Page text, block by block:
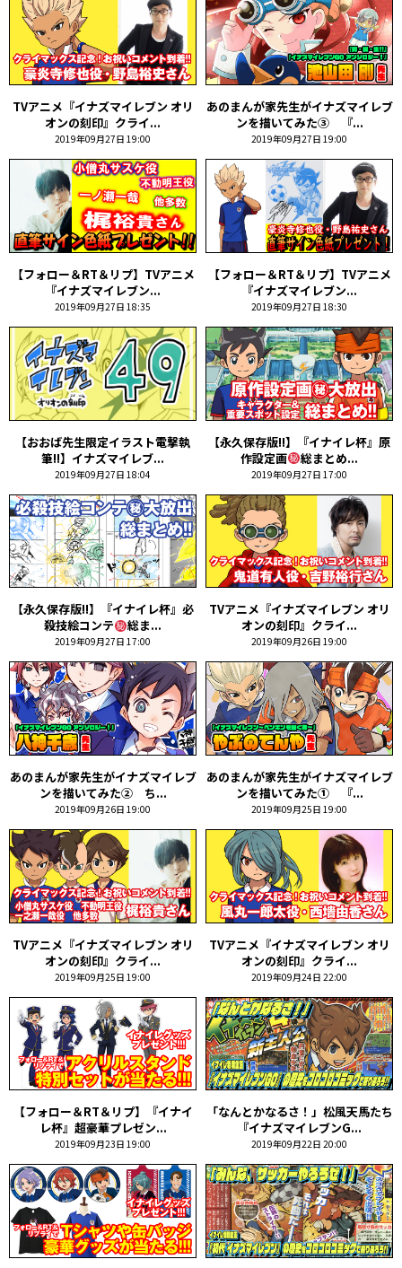
TVアニメ『イナズマイレブン オリ
オンの刻印』クライ...
2019年09月27日 19:00
あのまんが家先生がイナズマイレブ
ンを描いてみた③ 『...
2019年09月27日 19:00
【フォロー＆RT＆リプ】TVアニメ
『イナズマイレブン...
2019年09月27日 18:35
【フォロー＆RT＆リプ】TVアニメ
『イナズマイレブン...
2019年09月27日 18:30
【おおば先生限定イラスト電撃執
筆!!】イナズマイレブ...
2019年09月27日 18:04
【永久保存版!!】『イナイレ杯』原
作設定画
総まとめ...
2019年09月27日 17:00
【永久保存版!!】『イナイレ杯』必
殺技絵コンテ
総ま...
2019年09月27日 17:00
TVアニメ『イナズマイレブン オリ
オンの刻印』クライ...
2019年09月26日 19:00
あのまんが家先生がイナズマイレブ
ンを描いてみた② ち...
2019年09月26日 19:00
あのまんが家先生がイナズマイレブ
ンを描いてみた① 『...
2019年09月25日 19:00
TVアニメ『イナズマイレブン オリ
オンの刻印』クライ...
2019年09月25日 19:00
TVアニメ『イナズマイレブン オリ
オンの刻印』クライ...
2019年09月24日 22:00
【フォロー＆RT＆リプ】『イナイ
レ杯』超豪華プレゼン...
2019年09月23日 19:00
「なんとかなるさ！」松風天馬たち
『イナズマイレブンG...
2019年09月22日 20:00